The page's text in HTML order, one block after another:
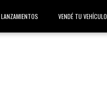
LANZAMIENTOS VENDÉ TU VEHÍCULO